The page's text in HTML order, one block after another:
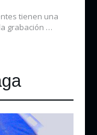
tienen una
grabación …